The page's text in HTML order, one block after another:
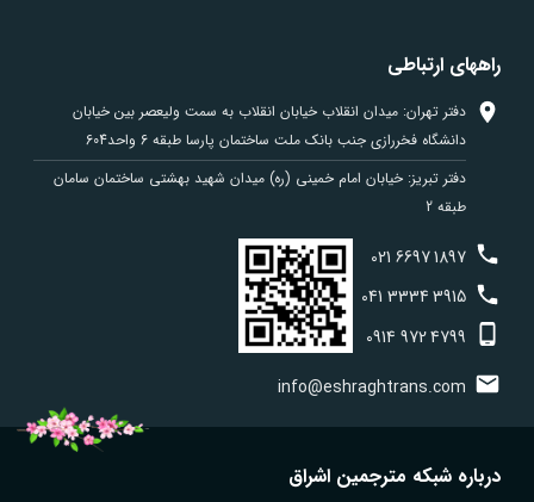
راههای ارتباطی
دفتر تهران: میدان انقلاب خیابان انقلاب به سمت ولیعصر بین خیابان
دانشگاه فخررازی جنب بانک ملت ساختمان پارسا طبقه 6 واحد604
دفتر تبریز: خیابان امام خمینی (ره) میدان شهید بهشتی ساختمان سامان
طبقه 2
021 66971897
041 33343915
0914 9724799
info@eshraghtrans.com
درباره شبکه مترجمین اشراق